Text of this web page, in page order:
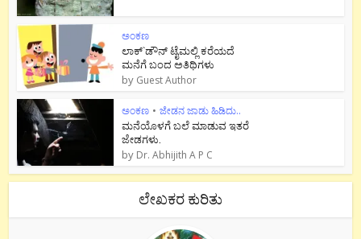
ಅಂಕಣ
ಲಾಕ್`ಡೌನ್ ಟೈಮಲ್ಲಿ ಕರೆಯದೆ
ಮನೆಗೆ ಬಂದ ಅತಿಥಿಗಳು
by Guest Author
ಅಂಕಣ • ಜೇಡನ ಜಾಡು ಹಿಡಿದು..
ಮನೆಯೊಳಗೆ ಬಲೆ ಮಾಡುವ ಇತರೆ
ಜೇಡಗಳು.
by Dr. Abhijith A P C
ಲೇಖಕರ ಕುರಿತು